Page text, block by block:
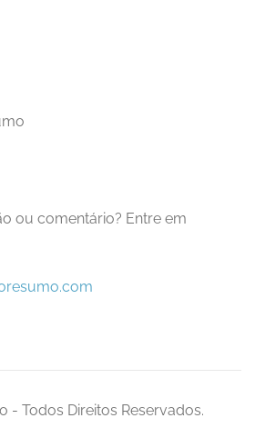
ou comentário? Entre em
- Todos Direitos Reservados.